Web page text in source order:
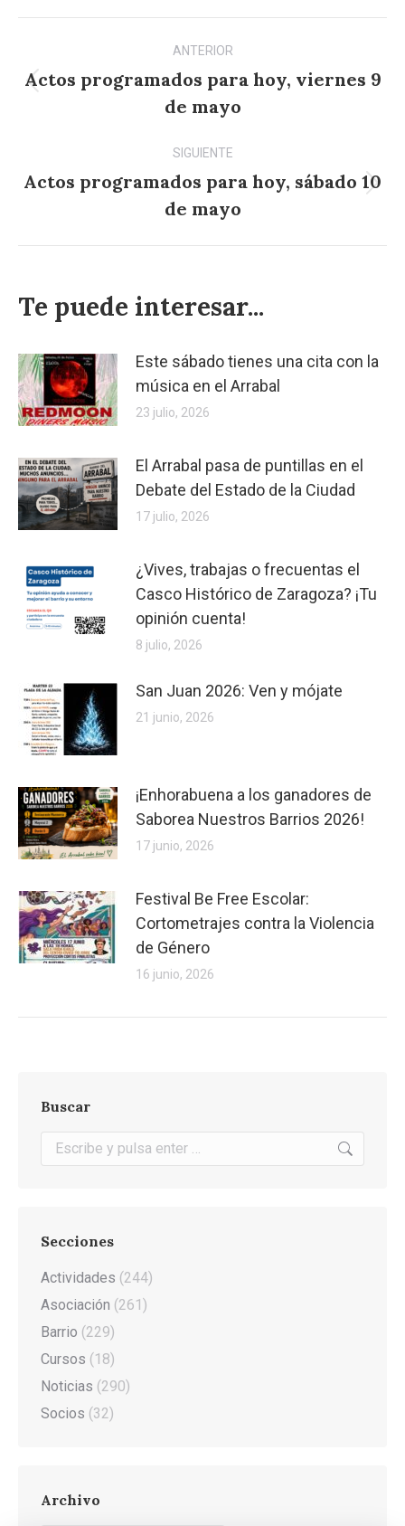
Navegación
entre
publicaciones
ANTERIOR
Publicación
anterior:
Actos programados para hoy, viernes 9
de mayo
SIGUIENTE
Publicación
siguiente:
Actos programados para hoy, sábado 10
de mayo
Te puede interesar...
Este sábado tienes una cita con la
música en el Arrabal
23 julio, 2026
El Arrabal pasa de puntillas en el
Debate del Estado de la Ciudad
17 julio, 2026
¿Vives, trabajas o frecuentas el
Casco Histórico de Zaragoza? ¡Tu
opinión cuenta!
8 julio, 2026
San Juan 2026: Ven y mójate
21 junio, 2026
¡Enhorabuena a los ganadores de
Saborea Nuestros Barrios 2026!
17 junio, 2026
Festival Be Free Escolar:
Cortometrajes contra la Violencia
de Género
16 junio, 2026
Buscar
Buscar:
Secciones
Actividades (244)
Asociación (261)
Barrio (229)
Cursos (18)
Noticias (290)
Socios (32)
Archivo